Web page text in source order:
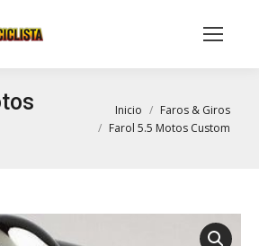
Buscar:
Inicio
Faros & Giros
Farol 5.5 Motos Custom